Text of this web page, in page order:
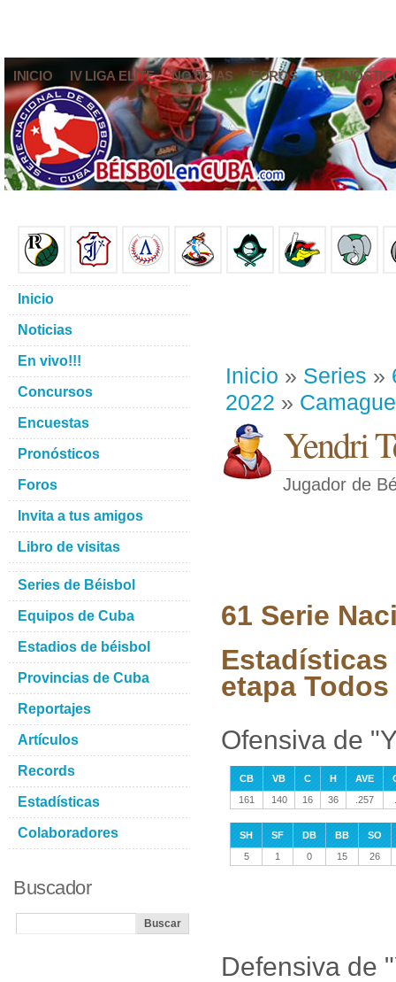
INICIO IV LIGA ELITE NOTICIAS FOROS
Inicio » Series »
2022 »
Yendri
Jugador de
61 Serie
Estadísticas
etapa
Ofensiva de
CB VB C H AVE
161
140 16 36 .257
SH SF DB BB
SO
5
1 0 15 26
Defensiva de
Inicio
Noticias
En vivo!!!
Concursos
Encuestas
Pronósticos
Foros
Invita a tus amigos
Libro de visitas
Series de Béisbol
Equipos de Cuba
Estadios de béisbol
Provincias de Cuba
Reportajes
Artículos
Records
Estadísticas
Colaboradores
Buscador